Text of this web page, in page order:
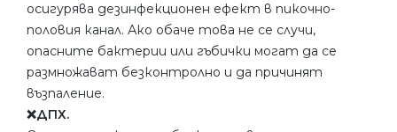
осигурява дезинфекционен ефект в пикочно-
половия канал. Ако обаче това не се случи,
опасните бактерии или гъбички могат да се
размножават безконтролно и да причинят
възпаление.
❌ДПХ.